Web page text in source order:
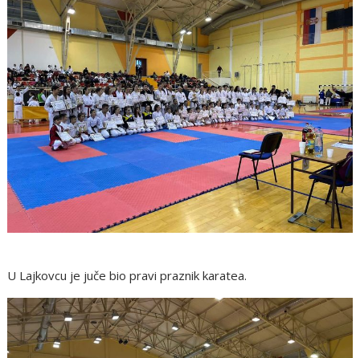
U Lajkovcu je juče bio pravi praznik karatea.